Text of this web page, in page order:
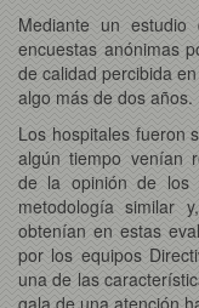
Mediante un
encuestas anónimas
de calidad percibida
algo más de dos años.
Los hospitales fueron
algún tiempo venían
de la opinión de los
metodología similar
obtenían en estas
por los equipos
una de las
gala de una atención